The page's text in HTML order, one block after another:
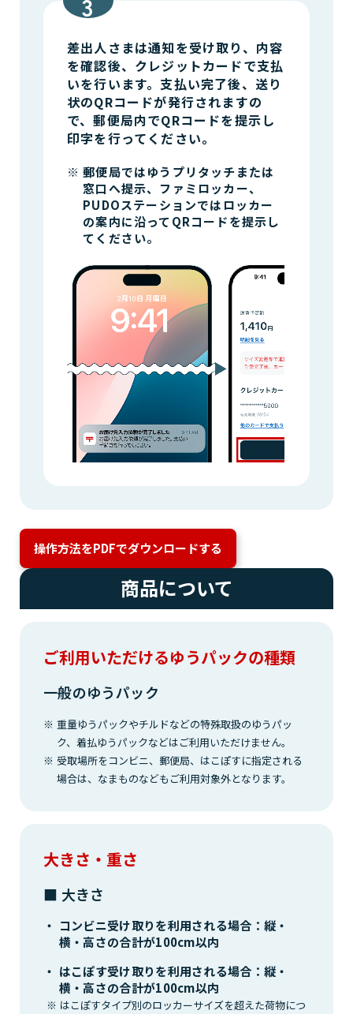
差出人さまは通知を受け取り、内容
を確認後、クレジットカードで支払
いを行います。支払い完了後、送り
状のQRコードが発行されますの
で、郵便局内でQRコードを提示し
印字を行ってください。
※ 郵便局ではゆうプリタッチまたは
窓口へ提示、ファミロッカー、
PUDOステーションではロッカー
の案内に沿ってQRコードを提示し
てください。
操作方法をPDFでダウンロードする
商品について
ご利用いただけるゆうパックの種類
一般のゆうパック
重量ゆうパックやチルドなどの特殊取扱のゆうパッ
ク、着払ゆうパックなどはご利用いただけません。
受取場所をコンビニ、郵便局、はこぽすに指定される
場合は、なまものなどもご利用対象外となります。
大きさ・重さ
■ 大きさ
コンビニ受け取りを利用される場合：縦・
横・高さの合計が100cm以内
はこぽす受け取りを利用される場合：縦・
横・高さの合計が100cm以内
はこぽすタイプ別のロッカーサイズを超えた荷物につ